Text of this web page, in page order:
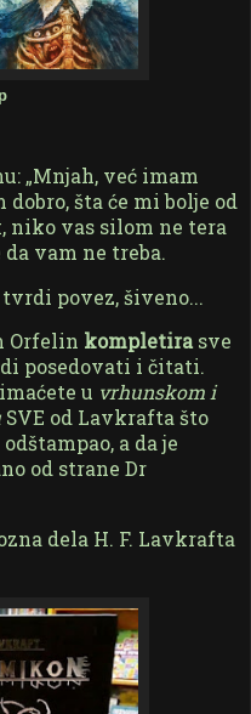
„Mnjah, već imam
šta će mi bolje od
niko vas silom ne tera
vam ne treba.
tvrdi povez, šiveno...
Orfelin kompletirasve
posedovati i čitati.
u vrhunskom i
SVE od Lavkrafta što
a da je
od strane Dr
dela H. F. Lavkrafta